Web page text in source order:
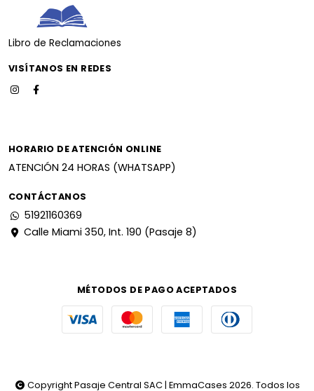
Libro de Reclamaciones
VISÍTANOS EN REDES
HORARIO DE ATENCIÓN ONLINE
ATENCIÓN 24 HORAS (WHATSAPP)
CONTÁCTANOS
51921160369
Calle Miami 350, Int. 190 (Pasaje 8)
MÉTODOS DE PAGO ACEPTADOS
Copyright Pasaje Central SAC | EmmaCases 2026. Todos los